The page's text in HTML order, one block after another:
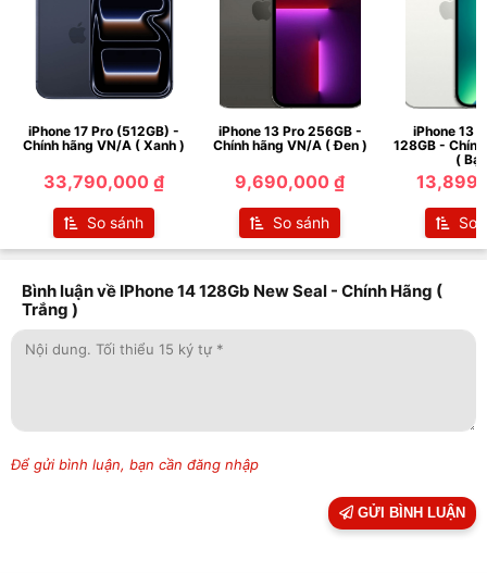
iPhone 17 Pro (512GB) -
Chính hãng VN/A ( Xanh )
33,790,000 ₫
So sánh
iPhone 13 Pro 256GB -
Chính hãng VN/A ( Đen )
9,690,000 ₫
So sánh
iPhone 13
128GB -
(
So
Bình luận về IPhone 14 128Gb New Seal - Chính Hãng (
Trắng )
Để gửi bình luận, bạn cần đăng nhập
GỬI BÌNH LUẬN